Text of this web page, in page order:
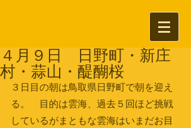
４月９日 日野町・新庄
村・蒜山・醍醐桜
３日目の朝は鳥取県日野町で朝を迎え
る。　目的は雲海、過去５回ほど挑戦
しているがまともな雲海はいまだお目